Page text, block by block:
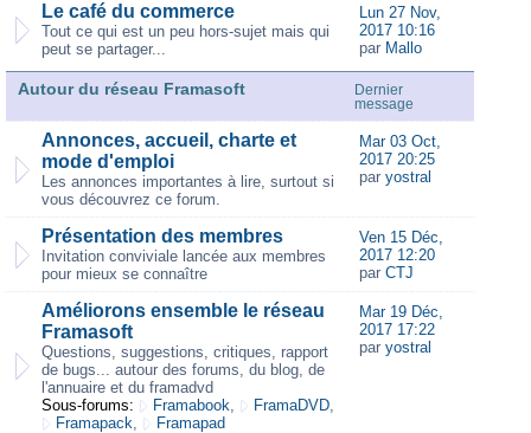
Le café du commerce
Tout ce qui est un peu hors-sujet mais qui
peut se partager...
Lun 27 Nov,
2017 10:16
par Mallo
Autour du réseau Framasoft
Dernier
message
Annonces, accueil, charte et
mode d'emploi
Les annonces importantes à lire, surtout si
vous découvrez ce forum.
Mar 03 Oct,
2017 20:25
par yostral
Présentation des membres
Invitation conviviale lancée aux membres
pour mieux se connaître
Ven 15 Déc,
2017 12:20
par CTJ
Améliorons ensemble le réseau
Framasoft
Questions, suggestions, critiques, rapport
de bugs... autour des forums, du blog, de
l'annuaire et du framadvd
Sous-forums:
Framabook, FramaDVD,
Framapack, Framapad
Mar 19 Déc,
2017 17:22
par yostral